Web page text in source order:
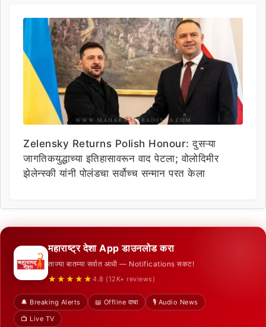
Zelensky Returns Polish Honour: दुसऱ्या
जागतिकयुद्धाच्या इतिहासावरून वाद पेटला; वोलोदिमीर
झेलेन्स्की यांनी पोलंडचा सर्वोच्च सन्मान परत केला
महाराष्ट्र देशा App डाउनलोड करा
ताज्या बातम्या सर्वात आधी — Notifications सकट!
★★★★★ 4.8 (12K+ reviews)
🔔 Breaking Alerts 📖 Offline वाचा
🎙️ Audio News
📺 Live TV